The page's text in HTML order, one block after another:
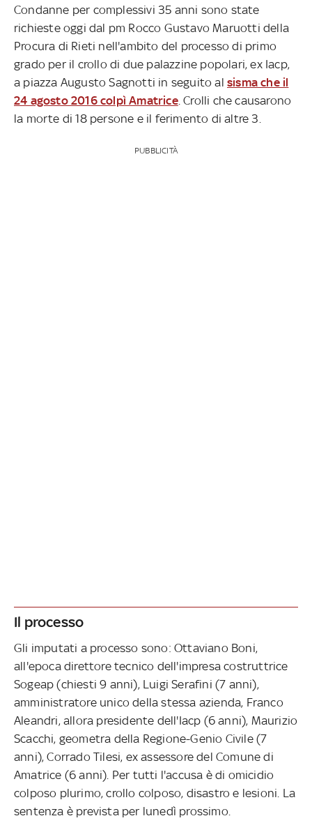
Condanne per complessivi 35 anni sono state
richieste oggi dal pm Rocco Gustavo Maruotti della
Procura di Rieti nell'ambito del processo di primo
grado per il crollo di due palazzine popolari, ex Iacp,
a piazza Augusto Sagnotti in seguito alsisma che il
24 agosto 2016 colpì Amatrice. Crolli che causarono
la morte di 18 persone e il ferimento di altre 3.
PUBBLICITÀ
Il processo
Gli imputati a processo sono: Ottaviano Boni,
all'epoca direttore tecnico dell'impresa costruttrice
Sogeap (chiesti 9 anni), Luigi Serafini (7 anni),
amministratore unico della stessa azienda, Franco
Aleandri, allora presidente dell'Iacp (6 anni), Maurizio
Scacchi, geometra della Regione-Genio Civile (7
anni), Corrado Tilesi, ex assessore del Comune di
Amatrice (6 anni). Per tutti l'accusa è di omicidio
colposo plurimo, crollo colposo, disastro e lesioni. La
sentenza è prevista per lunedì prossimo.